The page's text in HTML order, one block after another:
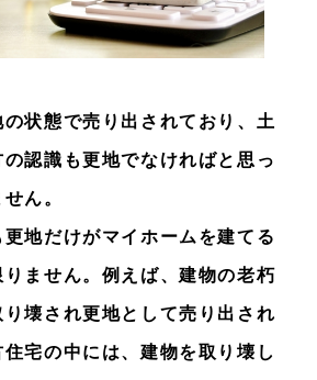
状態で売り出されており、土
認識も更地でなければと思っ
ん。
更地だけがマイホームを建てる
ません。例えば、建物の老朽
壊され更地として売り出され
宅の中には、建物を取り壊し